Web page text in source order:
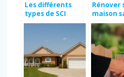
Les différents
types de SCI
Rénover
maison
fond